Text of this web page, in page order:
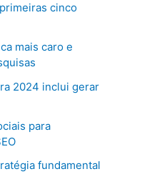
cinco
mais caro e
2024 inclui gerar
para
fundamental